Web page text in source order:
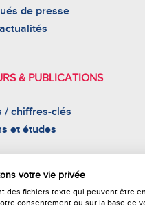
de presse
& PUBLICATIONS
/ chiffres-clés
et études
votre vie privée
des fichiers texte qui peuvent être
consentement ou sur la base de